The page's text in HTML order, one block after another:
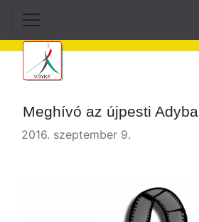
Meghívó az újpesti Adyba
2016. szeptember 9.